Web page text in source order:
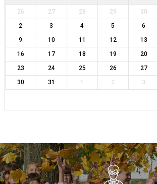
26 27 28 29 30
2
3 4 5 6
9
10 11 12 13
16
17 18 19 20
23
24 25 26 27
30
31 1 2 3